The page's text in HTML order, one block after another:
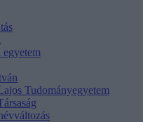
egyetem
Tudományegyetem